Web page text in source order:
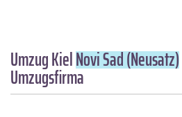
Umzug KielNovi Sad (Neusatz)
Umzugsfirma